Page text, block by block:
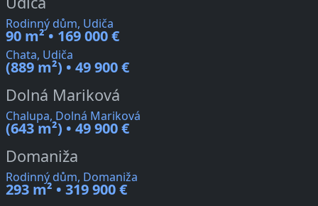
Rodinný dům, Udiča
90 m² • 169 000 €
Chata, Udiča
(889 m²) • 49 900 €
Dolná Mariková
Chalupa, Dolná Mariková
(643 m²) • 49 900 €
Domaniža
Rodinný dům, Domaniža
293 m² • 319 900 €